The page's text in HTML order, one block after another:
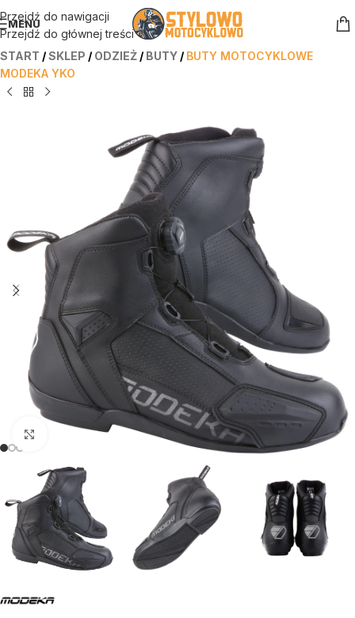
Przejdź do nawigacji
Przejdź do głównej treści
MENU
START /SKLEP / ODZIEŻ / BUTY / BUTY MOTOCYKLOWE
MODEKA YKO
kliknij aby powiększyć